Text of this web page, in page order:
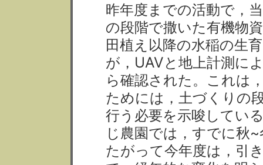
昨年度までの活動で，
の段階で撒いた有機物
田植え以降の水稲の生
が，UAVと地上計測に
ら確認された。これは
ためには，土づくりの
行う必要を示唆してい
じ農園では，すでに秋
たがって今年度は，引